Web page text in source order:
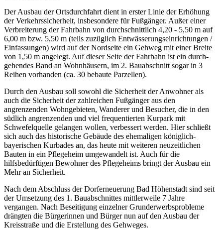
Der Ausbau der Ortsdurchfahrt dient in erster Linie der Erhöhung
der Verkehrssicherheit, insbesondere für Fußgänger. Außer einer
Verbreiterung der Fahrbahn von durchschnittlich 4,20 - 5,50 m auf
6,00 m bzw. 5,50 m (teils zuzüglich Entwässerungseinrichtungen /
Einfassungen) wird auf der Nordseite ein Gehweg mit einer Breite
von 1,50 m angelegt. Auf dieser Seite der Fahrbahn ist ein durch-
gehendes Band an Wohnhäusern, im 2. Bauabschnitt sogar in 3
Reihen vorhanden (ca. 30 bebaute Parzellen).
Durch den Ausbau soll sowohl die Sicherheit der Anwohner als
auch die Sicherheit der zahlreichen Fußgänger aus den
angrenzenden Wohngebieten, Wanderer und Besucher, die in den
südlich angrenzenden und viel frequentierten Kurpark mit
Schwefelquelle gelangen wollen, verbessert werden. Hier schließt
sich auch das historische Gebäude des ehemaligen königlich-
bayerischen Kurbades an, das heute mit weiteren neuzeitlichen
Bauten in ein Pflegeheim umgewandelt ist. Auch für die
hilfsbedürftigen Bewohner des Pflegeheims bringt der Ausbau ein
Mehr an Sicherheit.
Nach dem Abschluss der Dorferneuerung Bad Höhenstadt sind seit
der Umsetzung des 1. Bauabschnittes mittlerweile 7 Jahre
vergangen. Nach Beseitigung einzelner Grunderwerbsprobleme
drängten die Bürgerinnen und Bürger nun auf den Ausbau der
Kreisstraße und die Erstellung des Gehweges.